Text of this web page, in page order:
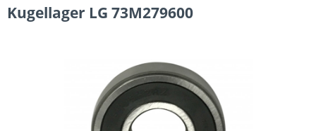
Kugellager LG 73M279600